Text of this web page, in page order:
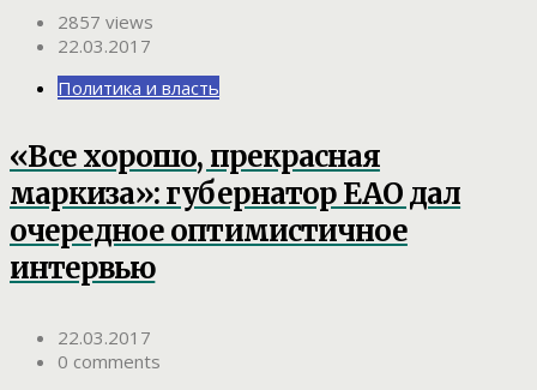
2857 views
22.03.2017
Политика и власть
«Все хорошо, прекрасная
маркиза»: губернатор ЕАО дал
очередное оптимистичное
интервью
22.03.2017
0 comments